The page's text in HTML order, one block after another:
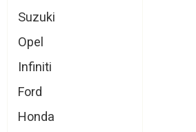
Suzuki
Opel
Infiniti
Ford
Honda